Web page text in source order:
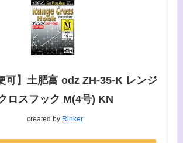
可】土肥富 odz ZH-35-K レンジ
ロスフック M(4号) KN
created by Rinker